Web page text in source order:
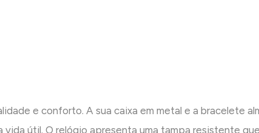
e conforto. A sua caixa em metal e a bracelete
útil. O relógio apresenta uma tampa resistente